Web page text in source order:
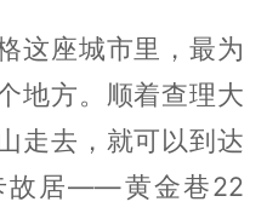
这座城市里，最为
地方。顺着查理大
走去，就可以到达
故居——黄金巷22